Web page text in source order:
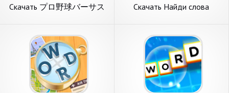
Скачать プロ野球バーサス
Скачать Найди слова